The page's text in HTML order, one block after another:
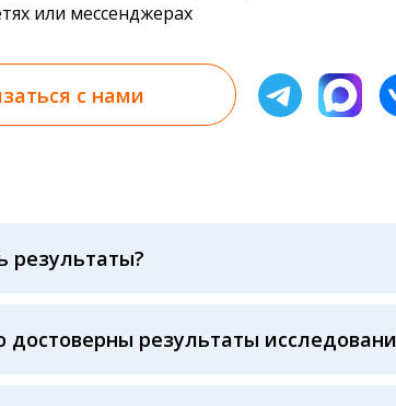
или мессенджерах
с нами
результаты?
предъявлении паспорта или чека об
достоверны результаты
лабораторных тестов